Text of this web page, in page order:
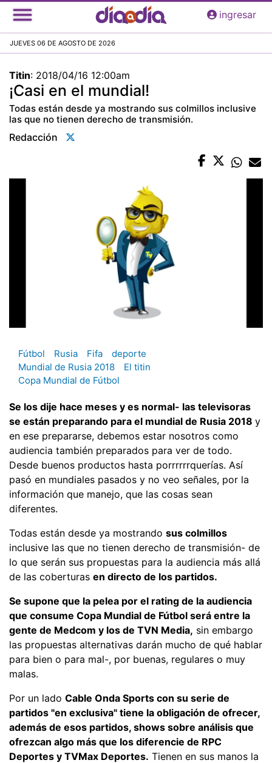
Pasar
al
principal
ingresar
JUEVES 06 DE AGOSTO DE 2026
Titin: 2018/04/16 12:00am
¡Casi en el mundial!
Todas están desde ya mostrando sus colmillos inclusive
las que no tienen derecho de transmisión.
Redacción
Fútbol Rusia Fifa
deporte
Mundial de Rusia 2018
El titin
Copa Mundial de Fútbol
Se los dije hace meses y es normal- las televisoras
se están preparando para el mundial de Rusia 2018 y
en ese prepararse, debemos estar nosotros como
audiencia también preparados para ver de todo.
Desde buenos productos hasta porrrrrrquerías. Así
pasó en mundiales pasados y no veo señales, por la
información que manejo, que las cosas sean
diferentes.
Todas están desde ya mostrando sus colmillos
inclusive las que no tienen derecho de transmisión- de
lo que serán sus propuestas para la audiencia más allá
de las coberturas en directo de los partidos.
Se supone que la pelea por el rating de la audiencia
que consume Copa Mundial de Fútbol será entre la
gente de Medcom y los de TVN Media, sin embargo
las propuestas alternativas darán mucho de qué hablar
para bien o para mal-, por buenas, regulares o muy
malas.
Por un lado Cable Onda Sports con su serie de
partidos "en exclusiva" tiene la obligación de ofrecer,
además de esos partidos, shows sobre análisis que
ofrezcan algo más que los diferencie de RPC
Deportes y TVMax Deportes. Tienen en sus manos la